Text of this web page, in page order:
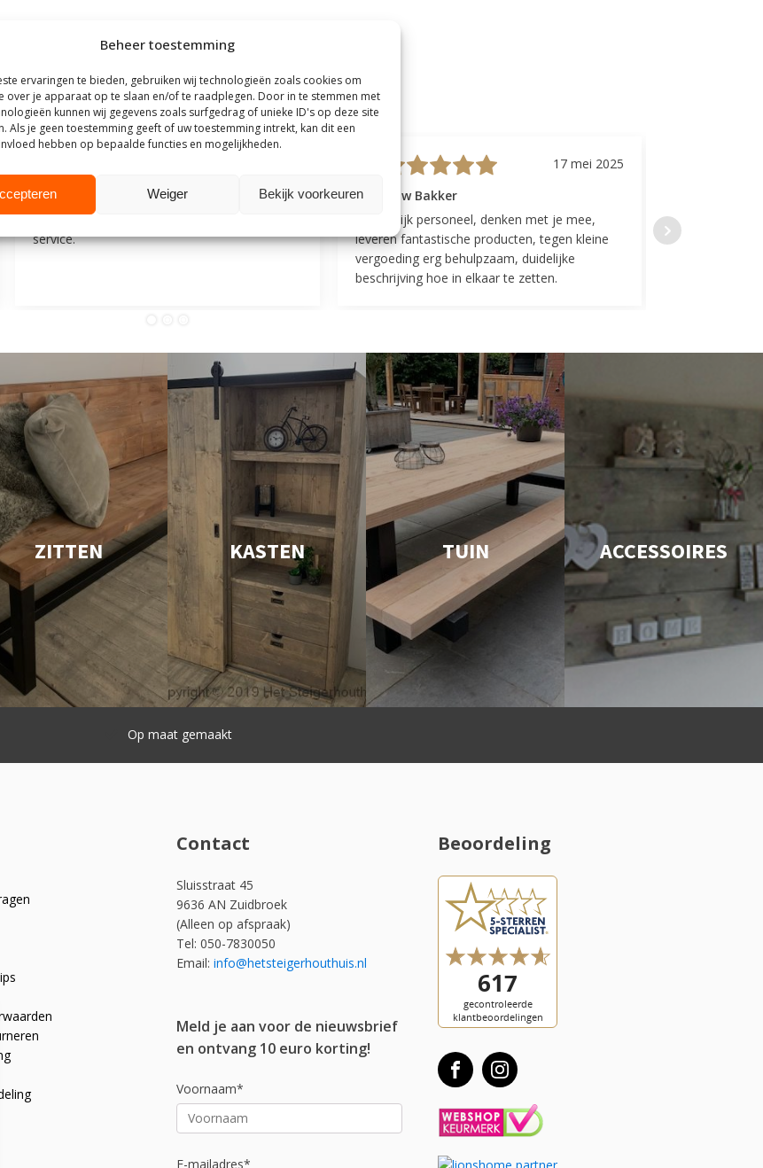
Beheer toestemming
ervaringen te bieden, gebruiken wij technologieën zoals cookies om
over je apparaat op te slaan en/of te raadplegen. Door in te stemmen met
kunnen wij gegevens zoals surfgedrag of unieke ID's op deze site
Als je geen toestemming geeft of uw toestemming intrekt, kan dit een
hebben op bepaalde functies en mogelijkheden.
Weiger Bekijk voorkeuren
op basis van meer dan500 beoordelingen .
Mevrouw F
Goede communicatie, snelle reactie, goede
service.
17 mei 2025
Mevrouw Bakker
Vriendelijk personeel, denken met je mee,
leveren fantastische producten, tegen kleine
vergoeding erg behulpzaam, duidelijke
beschrijving hoe in elkaar te zetten.
Top geregeld!
indelingen die
ZITTEN KASTEN TUIN ACCESSOIRES
Contact
Sluisstraat 45
9636 AN Zuidbroek
(Alleen op afspraak)
Tel: 050-7830050
Email: info@hetsteigerhouthuis.nl
Meld je aan voor de nieuwsbrief
en ontvang 10 euro korting!
Voornaam*
E-mailadres*
Beoordeling